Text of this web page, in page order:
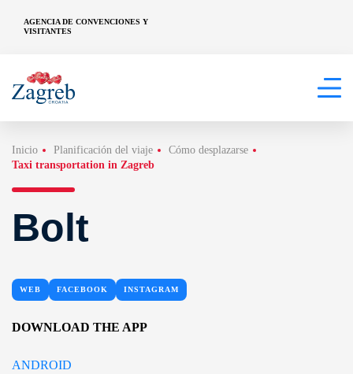
AGENCIA DE CONVENCIONES Y
VISITANTES
Inicio Planificación del viaje
Cómo desplazarse
Taxi transportation in Zagreb
Bolt
WEB FACEBOOK INSTAGRAM
DOWNLOAD THE APP
ANDROID